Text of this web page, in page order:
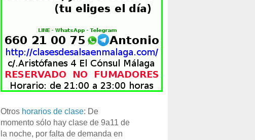
Otros horarios de clase: De
momento sólo hay clase de 9a11 de
la noche, por falta de demanda en